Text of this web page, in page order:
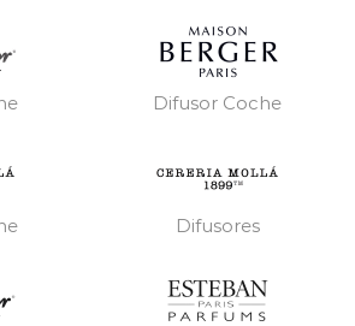
Difusor Coche
Difusores